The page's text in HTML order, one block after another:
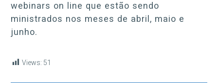
webinars on line que estão sendo
ministrados nos meses de abril, maio e
junho.
Views: 51